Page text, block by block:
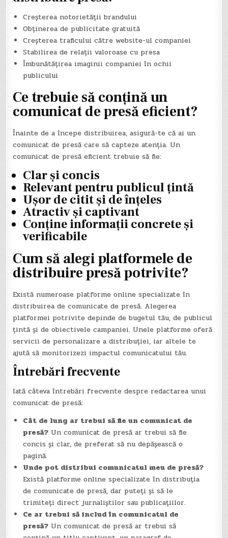
Creșterea notorietății brandului
Obținerea de publicitate gratuită
Creșterea traficului către website-ul companiei
Stabilirea de relații valoroase cu presa
Îmbunătățirea imaginii companiei în ochii
publicului
Ce trebuie să conțină un
comunicat de presă eficient?
Înainte de a începe distribuirea, asigură-te că ai un
comunicat de presă care să capteze atenția. Un
comunicat de presă eficient trebuie să fie:
Clar și concis
Relevant pentru publicul țintă
Ușor de citit și de înțeles
Atractiv și captivant
Conține informații concrete și
verificabile
Cum să alegi platformele de
distribuire presă potrivite?
Există numeroase platforme online specializate în
distribuirea de comunicate de presă. Alegerea
platformei potrivite depinde de bugetul tău, de publicul
țintă și de obiectivele campaniei. Unele platforme oferă
servicii de personalizare a distribuției, iar altele te
ajută să monitorizezi impactul comunicatului tău.
Întrebări frecvente
Iată câteva întrebări frecvente despre redactarea unui
comunicat de presă:
Cât de lung ar trebui să fie un comunicat de
presă? Un comunicat de presă ar trebui să fie
concis și clar, de preferat să nu depășească o
pagină.
Unde pot distribui comunicatul meu de presă?
Există platforme online specializate în distribuția
de comunicate de presă, dar puteți și să le
trimiteți direct jurnaliștilor sau publicațiilor.
Ce ar trebui să includ în comunicatul de
presă? Un comunicat de presă ar trebui să